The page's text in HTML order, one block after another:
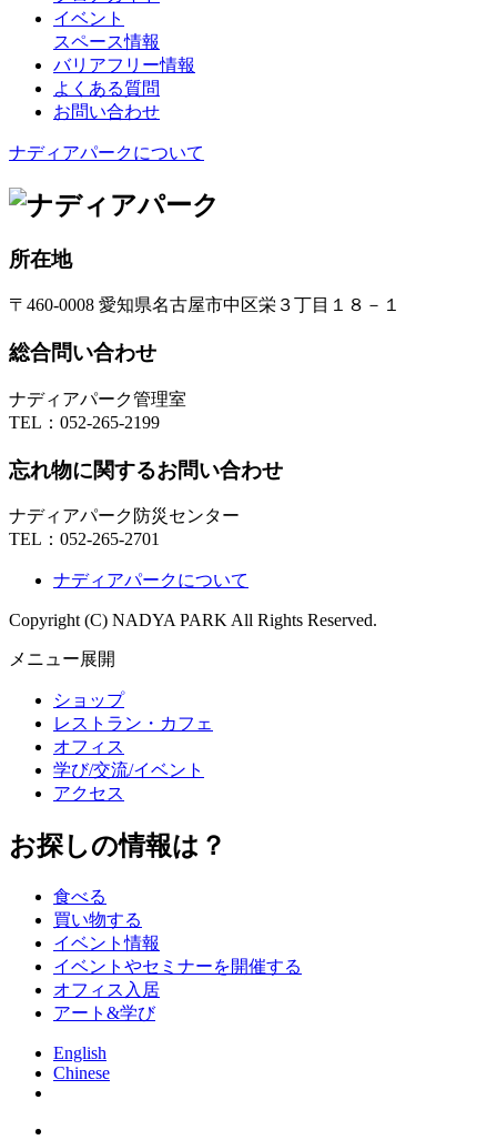
イベント
スペース情報
バリアフリー情報
よくある質問
お問い合わせ
ナディアパークについて
所在地
〒460-0008 愛知県名古屋市中区栄３丁目１８－１
総合問い合わせ
ナディアパーク管理室
TEL： 052-265-2199
忘れ物に関するお問い合わせ
ナディアパーク防災センター
TEL： 052-265-2701
ナディアパークについて
Copyright (C) NADYA PARK All Rights Reserved.
メニュー展開
ショップ
レストラン・カフェ
オフィス
学び/交流/イベント
アクセス
お探しの情報は？
食べる
買い物する
イベント情報
イベントやセミナーを開催する
オフィス入居
アート&学び
English
Chinese